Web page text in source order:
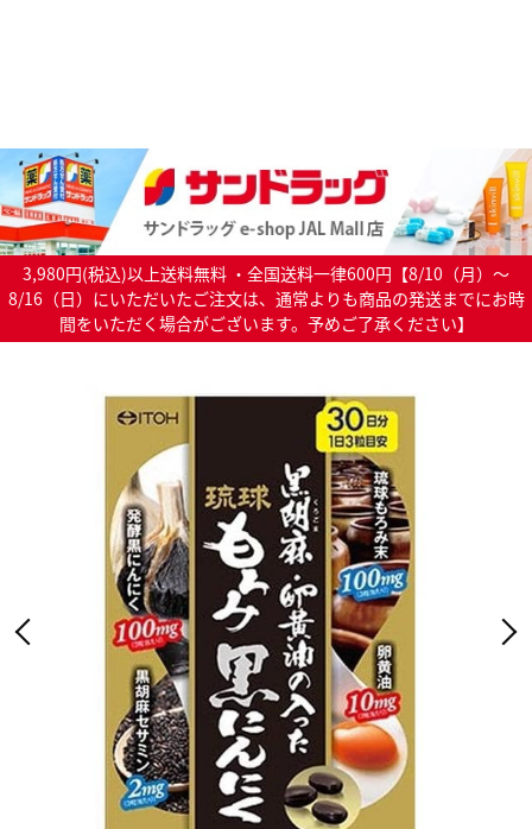
3,980円(税込)以上送料無料 ・全国送料一律600円【8/10（月）～
8/16（日）にいただいたご注文は、通常よりも商品の発送までにお時
間をいただく場合がございます。予めご了承ください】